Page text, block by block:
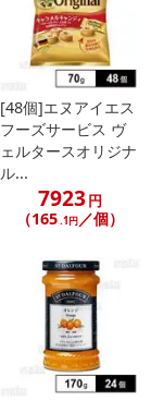
[48個]エヌアイエス
フーズサービス ヴ
ェルタースオリジナ
ル...
7923円
（165.1円 ／個）